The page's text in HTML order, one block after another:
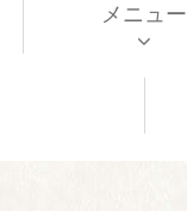
メニュー
イ
京会席「
イ